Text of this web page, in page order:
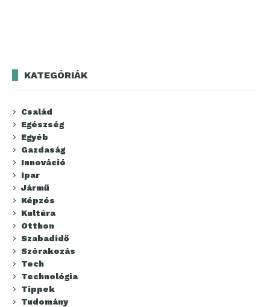
KATEGÓRIÁK
Család
Egészség
Egyéb
Gazdaság
Innováció
Ipar
Jármű
Képzés
Kultúra
Otthon
Szabadidő
Szórakozás
Tech
Technológia
Tippek
Tudomány